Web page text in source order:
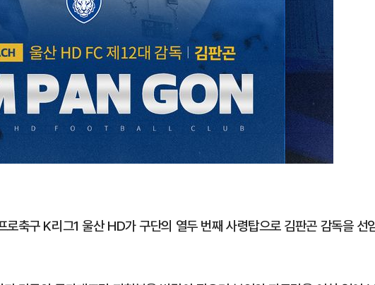
축구 K리그1 울산 HD가 구단의 열두 번째 사령탑으로 김판곤 감독을 선